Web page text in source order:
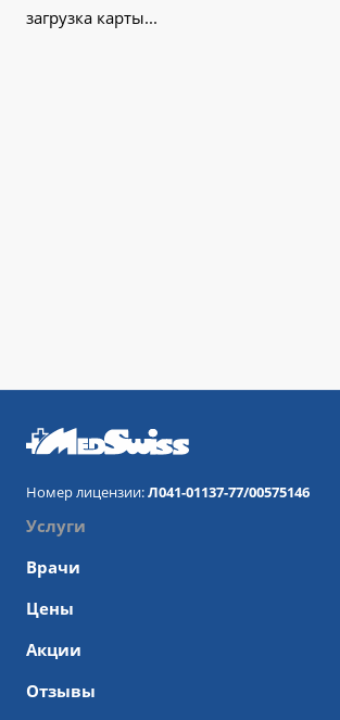
загрузка карты...
Номер лицензии:Л041-01137-77/00575146
Услуги
Врачи
Цены
Акции
Отзывы